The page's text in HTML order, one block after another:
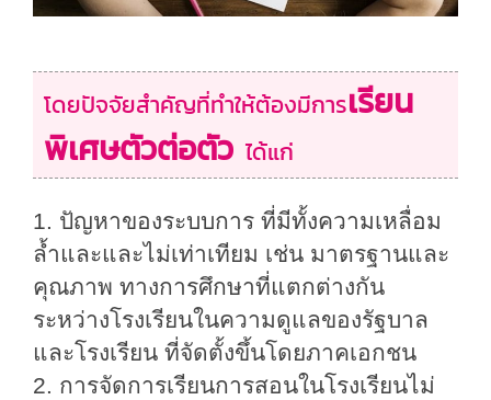
โดยปัจจัยสำคัญที่ทำให้ต้องมีการเรียน
พิเศษตัวต่อตัว ได้แก่
1. ปัญหาของระบบการ ที่มีทั้งความเหลื่อม
ล้ำและและไม่เท่าเทียม เช่น มาตรฐานและ
คุณภาพ ทางการศึกษาที่แตกต่างกัน
ระหว่างโรงเรียนในความดูแลของรัฐบาล
และโรงเรียน ที่จัดตั้งขึ้นโดยภาคเอกชน
2. การจัดการเรียนการสอนในโรงเรียนไม่